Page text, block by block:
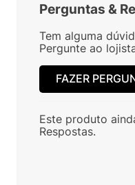
Perguntas &
Tem alguma
Pergunte ao
FAZER
Este produto
Respostas.